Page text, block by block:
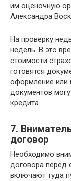
им оценочную
Александра
На проверку
недель. В это
стоимости
готовятся
оформление или
документов
кредита.
7.
договор
Необходимо
договора перед
включают туда